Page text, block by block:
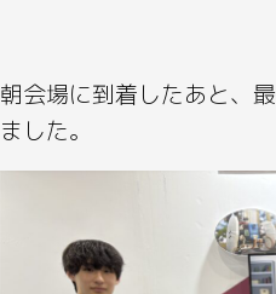
朝会場に到着したあと、
ました。